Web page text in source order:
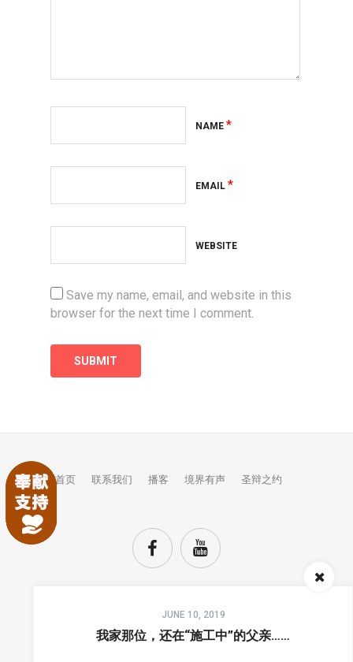
NAME *
EMAIL *
WEBSITE
Save my name, email, and website in this
browser for the next time I comment.
JUNE 10, 2019
我家那位，还在“施工中”的父亲……
首页 联系我们 播客 境界有声 圣辩之约
TOP